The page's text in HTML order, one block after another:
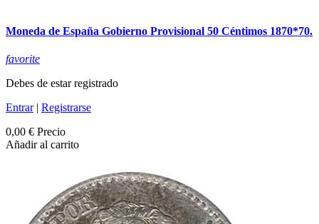
Moneda de España Gobierno Provisional 50 Céntimos 1870*70.
favorite
Debes de estar registrado
Entrar| Registrarse
0,00 € Precio
Añadir al carrito